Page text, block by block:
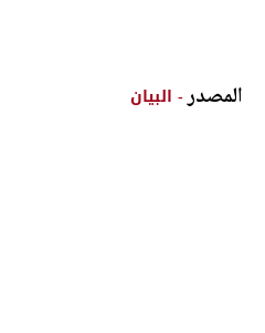
المصدر- البيان